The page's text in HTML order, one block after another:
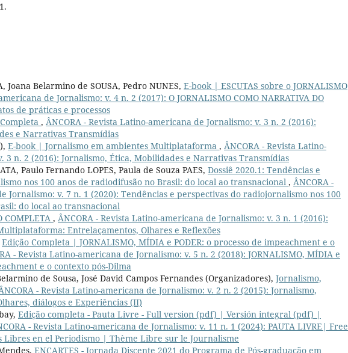
Joana Belarmino de SOUSA, Pedro NUNES, E-book | ESCUTAS sobre o JORNALISMO
de Jornalismo: v. 4 n. 2 (2017): O JORNALISMO COMO NARRATIVA DO
de práticas e processos
, ÂNCORA - Revista Latino-americana de Jornalismo: v. 3 n. 2 (2016):
e Narrativas Transmídias
E-book | Jornalismo em ambientes Multiplataforma , ÂNCORA - Revista Latino-
3 n. 2 (2016): Jornalismo, Ética, Mobilidades e Narrativas Transmídias
Paulo Fernando LOPES, Paula de Souza PAES, Dossiê 2020.1: Tendências e
nos 100 anos de radiodifusão no Brasil: do local ao transnacional , ÂNCORA -
Jornalismo: v. 7 n. 1 (2020): Tendências e perspectivas do radiojornalismo nos 100
do local ao transnacional
COMPLETA , ÂNCORA - Revista Latino-americana de Jornalismo: v. 3 n. 1 (2016):
Entrelaçamentos, Olhares e Reflexões
Edição Completa | JORNALISMO, MÍDIA e PODER: o processo de impeachment e o
- Revista Latino-americana de Jornalismo: v. 5 n. 2 (2018): JORNALISMO, MÍDIA e
e o contexto pós-Dilma
de Sousa, José David Campos Fernandes (Organizadores), Jornalismo,
- Revista Latino-americana de Jornalismo: v. 2 n. 2 (2015): Jornalismo,
diálogos e Experiências (II)
Edição completa - Pauta Livre - Full version (pdf) | Versión integral (pdf) |
- Revista Latino-americana de Jornalismo: v. 11 n. 1 (2024): PAUTA LIVRE| Free
Libres en el Periodismo | Thème Libre sur le Journalisme
ENCARTES - Jornada Discente 2021 do Programa de Pós-graduação em